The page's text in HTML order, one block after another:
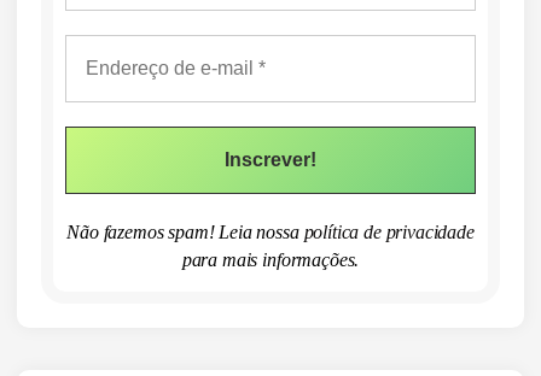
Não fazemos spam! Leia nossa política de privacidade
para mais informações.